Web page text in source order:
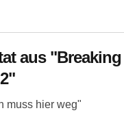
aus "Breaking
muss hier weg"